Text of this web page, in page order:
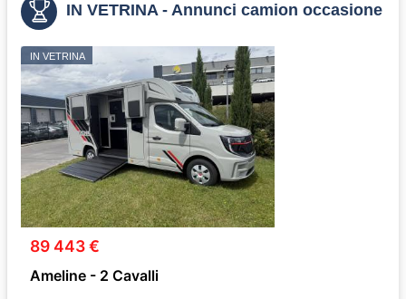
IN VETRINA - Annunci camion occasione
IN VETRINA
89 443 €
Ameline - 2 Cavalli